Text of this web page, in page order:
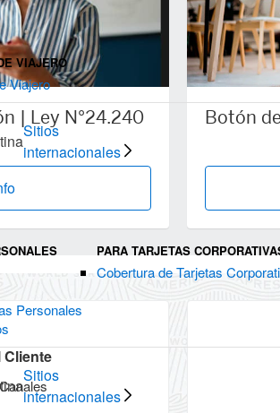
VIAJERO
Viajero
Sitios
internacionales
Personales
PARA TARJETAS
Cobertura de Tarjetas
Sitios
internacionales
| Ley N°24.240 Botón